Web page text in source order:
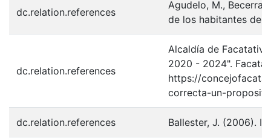
dc.relation.references
Agudelo, M., Becerra,
de los habitantes de
dc.relation.references
Alcaldía de
2020 - 2024".
https://
correcta-un-
dc.relation.references Ballester, J. (2006).